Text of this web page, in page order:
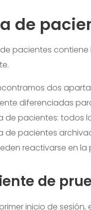
de
de pacientes
dos
diferenciadas
de pacientes: todos
de pacientes
reactivarse en
de
inicio de